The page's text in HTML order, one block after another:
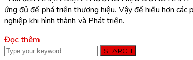
ứng đủ để phá triển thương hiệu. Vậy để hiểu hơn
nghiệp khi hình thành và Phát triển.
Đọc thêm
SEARCH